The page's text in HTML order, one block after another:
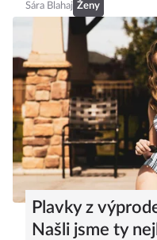
Sára Blahaj Ženy
Plavky z
Našli jsme ty